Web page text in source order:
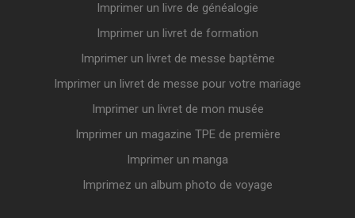
Imprimer un livre de généalogie
Imprimer un livret de formation
Imprimer un livret de messe baptême
Imprimer un livret de messe pour votre mariage
Imprimer un livret de mon musée
Imprimer un magazine TPE de première
Imprimer un manga
Imprimez un album photo de voyage